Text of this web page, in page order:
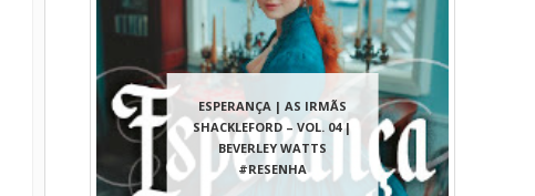
ESPERANÇA | AS IRMÃS
SHACKLEFORD – VOL. 04 |
BEVERLEY WATTS
#RESENHA